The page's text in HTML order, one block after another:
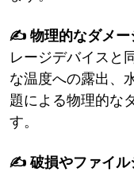
✍ 物理的なダメー
レージデバイスと
な温度への露出、
題による物理的な
す。
✍ 破損やファイル